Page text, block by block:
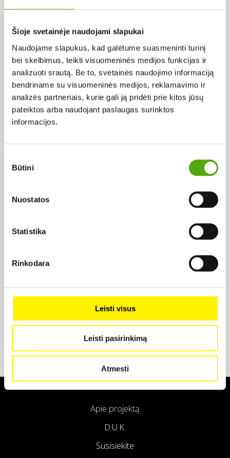
Šioje svetainėje naudojami slapukai
Naudojame slapukus, kad galėtume suasmeninti turinį
bei skelbimus, teikti visuomeninės medijos funkcijas ir
analizuoti srautą. Be to, svetainės naudojimo informaciją
bendriname su visuomeninės medijos, reklamavimo ir
analizės partneriais, kurie gali ją pridėti prie kitos jūsų
pateiktos arba naudojant paslaugas surinktos
informacijos.
pasirinkimas
Būtini
Nuostatos
Statistika
Rinkodara
Leisti visus
Leisti pasirinkimą
Atmesti
Pagal abėcėlę:
Rezultatų nerasta...
Apie projektą
D.U.K.
Susisiekite